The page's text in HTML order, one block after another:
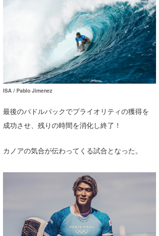
ISA / Pablo Jimenez
最後のパドルバックでプライオリティの獲得を
成功させ、残りの時間を消化し終了！
カノアの気合が伝わってくる試合となった。